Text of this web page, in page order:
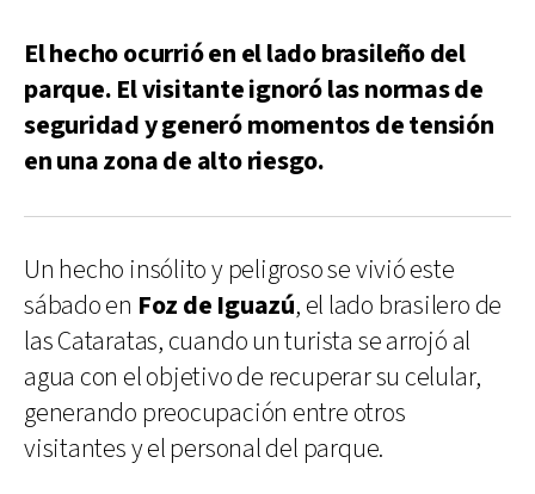
El hecho ocurrió en el lado brasileño del
parque. El visitante ignoró las normas de
seguridad y generó momentos de tensión
en una zona de alto riesgo.
Un hecho insólito y peligroso se vivió este
sábado en Foz de Iguazú, el lado brasilero de
las Cataratas, cuando un turista se arrojó al
agua con el objetivo de recuperar su celular,
generando preocupación entre otros
visitantes y el personal del parque.